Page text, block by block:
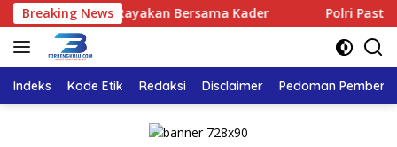
Langsung
ke
konten
Breaking News
Rayakan Bersama Kader Polri Pastikan
Indeks Kode Etik Redaksi Disclaimer Pedoman